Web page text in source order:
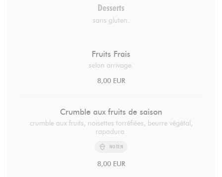
Desserts
sans gluten.
Fruits Frais
selon arrivage.
8,00 EUR
Crumble aux fruits de saison
crumble aux fruits, noisettes torréfiées, beurre végétal,
rapadura.
NOTEN
8,00 EUR